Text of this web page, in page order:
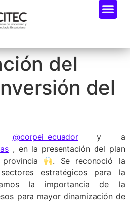
del
del
@corpei_ecuadory a
, en la presentación del plan
. Se reconoció la
estratégicos para la
la importancia de la
para mayor dinamización de